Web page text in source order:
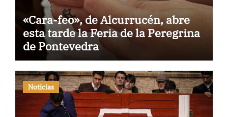
«Cara-feo», de Alcurrucén, abre
esta tarde la Feria de la Peregrina
de Pontevedra
Noticias